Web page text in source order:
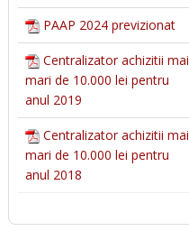
PAAP 2024 previzionat
Centralizator achizitii mai
mari de 10.000 lei pentru
anul 2019
Centralizator achizitii mai
mari de 10.000 lei pentru
anul 2018